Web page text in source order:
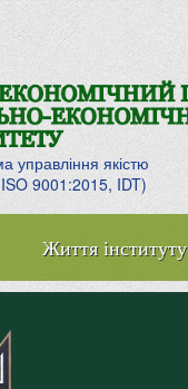
управління якістю
9001:2015, IDT)
Життя інституту